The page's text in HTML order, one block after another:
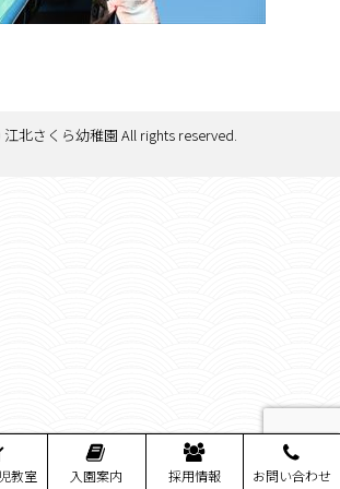
北さくら幼稚園 All rights reserved.
教室 入園案内 採用情報 お問い合わせ